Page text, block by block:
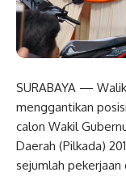
SURABAYA —
menggantikan
calon Wakil
Daerah (Pilkada)
sejumlah pekerjaan